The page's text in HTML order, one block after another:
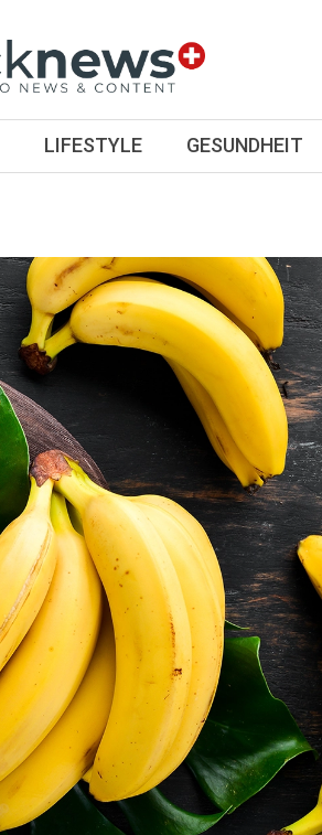
LIFESTYLE GESUNDHEIT